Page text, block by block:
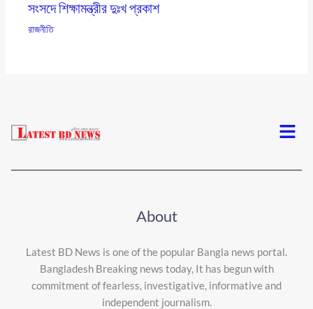
সংসদে শিক্ষামন্ত্রীর দুঃখ প্রকাশ
রাজনীতি
Menu
About
Latest BD News is one of the popular Bangla news portal.
Bangladesh Breaking news today, It has begun with
commitment of fearless, investigative, informative and
independent journalism.